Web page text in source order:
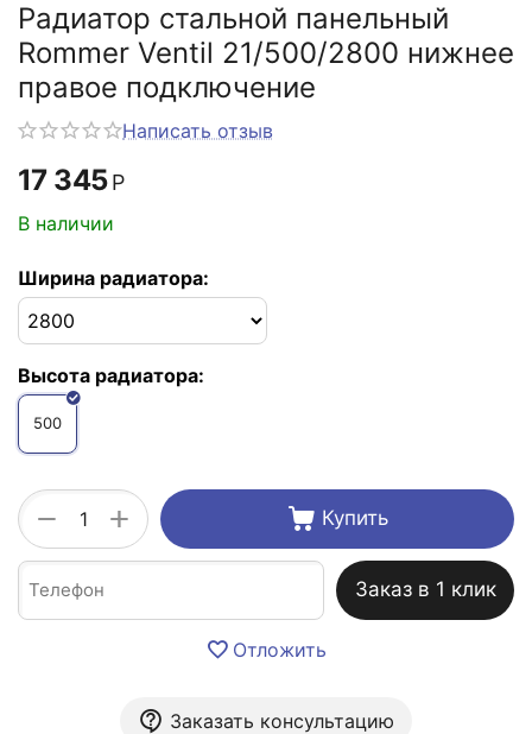
Радиатор стальной панельный
Rommer Ventil 21/500/2800 нижнее
правое подключение
Написать отзыв
17 345 Р
В наличии
Ширина радиатора:
Высота радиатора:
500
+
− Купить
Заказ в 1 клик
Отложить
Заказать консультацию